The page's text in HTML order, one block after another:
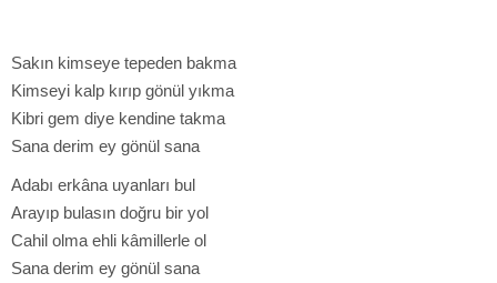
Sakın kimseye tepeden bakma
Kimseyi kalp kırıp gönül yıkma
Kibri gem diye kendine takma
Sana derim ey gönül sana
​Adabı erkâna uyanları bul
Arayıp bulasın doğru bir yol
Cahil olma ehli kâmillerle ol
Sana derim ey gönül sana